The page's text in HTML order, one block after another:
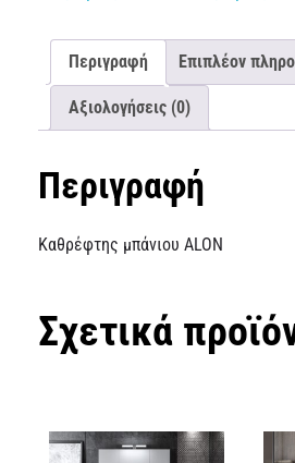
Περιγραφή Επιπλέον
Αξιολογήσεις (0)
Περιγραφή
Καθρέφτης μπάνιου ALON
Σχετικά